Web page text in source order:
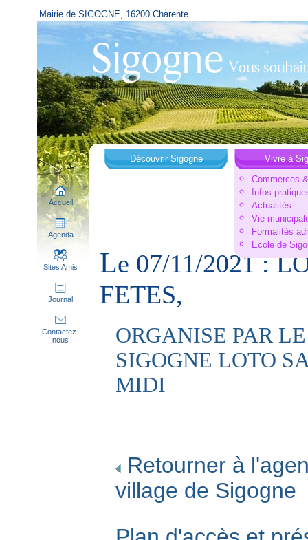
Mairie de SIGOGNE, 16200 Charente
Accueil
Agenda
Sites Amis
Journal
Contactez-
nous
Découvrir Sigogne
Vivre à
Commerces
Infos
Actualités
Vie
Formalités
Ecole de
Le 07/11/2021 :
FETES,
ORGANISE PAR
SIGOGNE LOTO
MIDI
Retourner à
village de Sigogne